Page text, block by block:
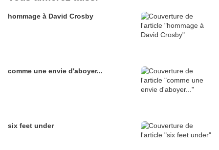
hommage à David Crosby
comme une envie d'aboyer...
six feet under